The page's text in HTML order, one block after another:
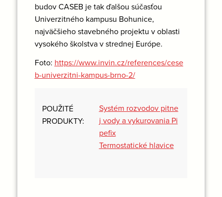
budov CASEB je tak ďalšou súčasťou
Univerzitného kampusu Bohunice,
najväčšieho stavebného projektu v oblasti
vysokého školstva v strednej Európe.
Foto: https://www.invin.cz/references/cese
b-univerzitni-kampus-brno-2/
POUŽITÉ
PRODUKTY:
Systém rozvodov pitne
j vody a vykurovania Pi
pefix
Termostatické hlavice